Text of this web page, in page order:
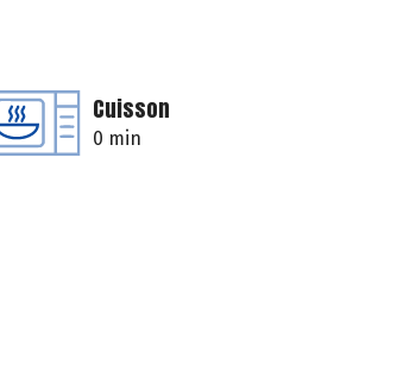
Cuisson
0 min